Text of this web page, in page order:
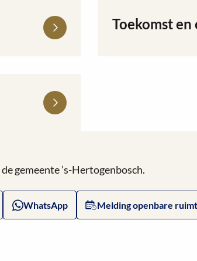
Toekomst
Lees
gemeente ’s-Hertogenbosch.
WhatsApp Melding openbare